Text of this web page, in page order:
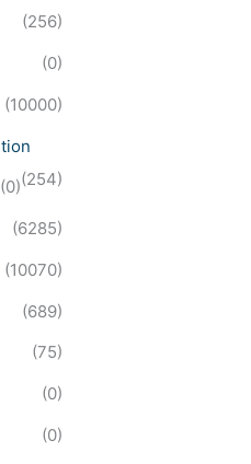
(256)
(0)
(10000)
(254)
(0)
(6285)
(10070)
(689)
(75)
(0)
(0)